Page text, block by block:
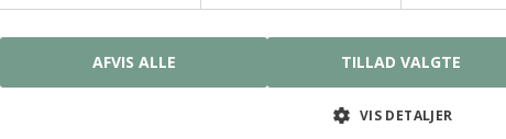
-12%
TILLAD VALGTE
AFVIS ALLE
VIS DETALJER